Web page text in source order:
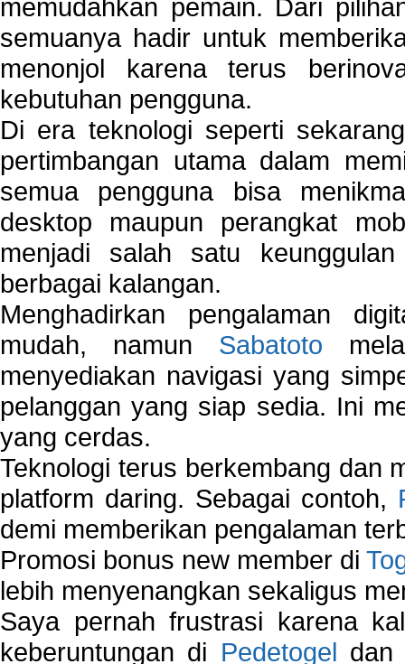
memudahkan pemain. Dari
semuanya hadir untuk
menonjol karena terus
kebutuhan pengguna.
Di era teknologi seperti
pertimbangan utama dalam
semua pengguna bisa
desktop maupun perangkat
menjadi salah satu
berbagai kalangan.
Menghadirkan pengalaman
mudah, namun Sabatoto
menyediakan navigasi yang
pelanggan yang siap sedia. Ini
yang cerdas.
Teknologi terus berkembang dan
platform daring. Sebagai contoh,
demi memberikan pengalaman
Promosi bonus new member di
lebih menyenangkan sekaligus
Saya pernah frustrasi karena
keberuntungan di Pedetogel dan